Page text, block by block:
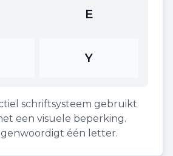
E
Y
schriftsysteem gebruikt
een visuele beperking.
één letter.